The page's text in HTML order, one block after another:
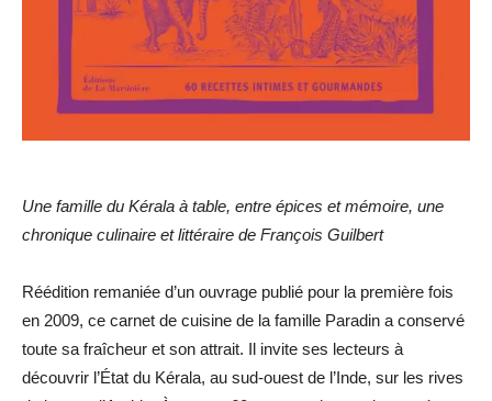
Une famille du Kérala à table, entre épices et mémoire, une
chronique culinaire et littéraire de François Guilbert
Réédition remaniée d’un ouvrage publié pour la première fois
en 2009, ce carnet de cuisine de la famille Paradin a conservé
toute sa fraîcheur et son attrait. Il invite ses lecteurs à
découvrir l’État du Kérala, au sud-ouest de l’Inde, sur les rives